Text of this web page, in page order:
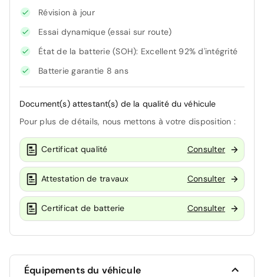
Révision à jour
Essai dynamique (essai sur route)
État de la batterie (SOH): Excellent 92% d'intégrité
Batterie garantie 8 ans
Document(s) attestant(s) de la qualité du véhicule
Pour plus de détails, nous mettons à votre disposition :
Certificat qualité Consulter
Attestation de travaux Consulter
Certificat de batterie Consulter
Équipements du véhicule